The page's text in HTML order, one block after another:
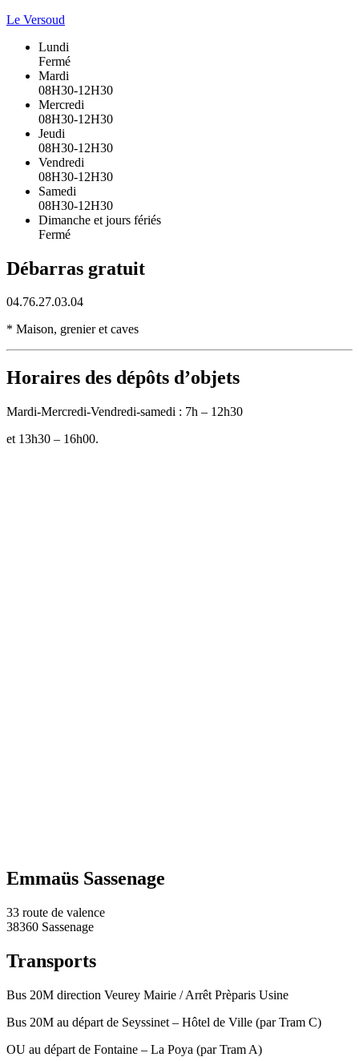
Le Versoud
Lundi
Fermé
Mardi
08H30-12H30
Mercredi
08H30-12H30
Jeudi
08H30-12H30
Vendredi
08H30-12H30
Samedi
08H30-12H30
Dimanche et jours fériés
Fermé
Débarras gratuit
04.76.27.03.04
* Maison, grenier et caves
Horaires des dépôts d’objets
Mardi-Mercredi-Vendredi-samedi : 7h – 12h30
et 13h30 – 16h00.
Emmaüs Sassenage
33 route de valence
38360 Sassenage
Transports
Bus 20M direction Veurey Mairie / Arrêt Prèparis Usine
Bus 20M au départ de Seyssinet – Hôtel de Ville (par Tram C)
OU au départ de Fontaine – La Poya (par Tram A)